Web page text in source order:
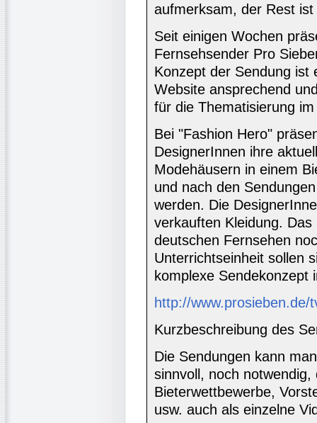
aufmerksam, der Rest
Seit einigen Wochen
Fernsehsender Pro
Konzept der Sendung ist
Website ansprechend
für die Thematisierung
Bei "Fashion Hero"
DesignerInnen ihre
Modehäusern in einem
und nach den
werden. Die
verkauften Kleidung.
deutschen Fernsehen
Unterrichtseinheit sollen
komplexe Sendekonzept
http://
Kurzbeschreibung des
Die Sendungen kann
sinnvoll, noch
Bieterwettbewerbe,
usw. auch als einzelne